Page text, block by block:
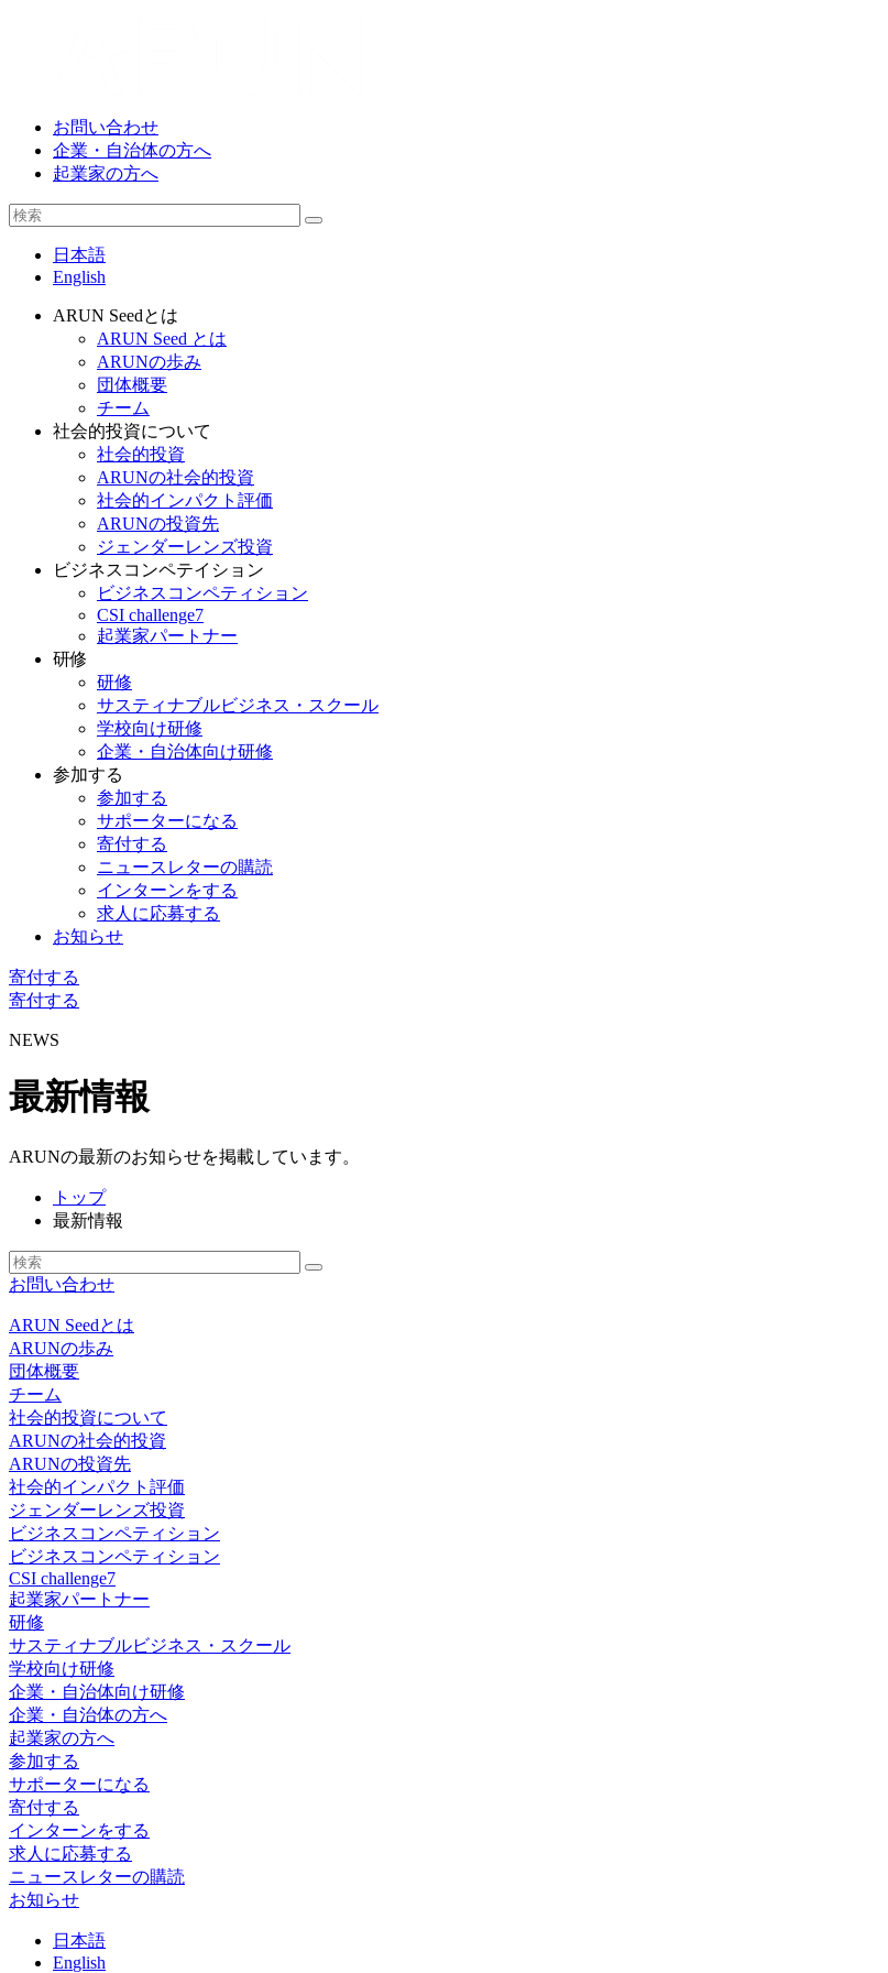
お問い合わせ
企業・自治体の方へ
起業家の方へ
日本語
English
ARUN Seedとは
ARUN Seed とは
ARUNの歩み
団体概要
チーム
社会的投資について
社会的投資
ARUNの社会的投資
社会的インパクト評価
ARUNの投資先
ジェンダーレンズ投資
ビジネスコンペテイション
ビジネスコンペティション
CSI challenge7
起業家パートナー
研修
研修
サスティナブルビジネス・スクール
学校向け研修
企業・自治体向け研修
参加する
参加する
サポーターになる
寄付する
ニュースレターの購読
インターンをする
求人に応募する
お知らせ
寄付する
寄付する
NEWS
最新情報
ARUNの最新のお知らせを掲載しています。
トップ
最新情報
お問い合わせ
ARUN Seedとは
ARUNの歩み
団体概要
チーム
社会的投資について
ARUNの社会的投資
ARUNの投資先
社会的インパクト評価
ジェンダーレンズ投資
ビジネスコンペティション
ビジネスコンペティション
CSI challenge7
起業家パートナー
研修
サスティナブルビジネス・スクール
学校向け研修
企業・自治体向け研修
企業・自治体の方へ
起業家の方へ
参加する
サポーターになる
寄付する
インターンをする
求人に応募する
ニュースレターの購読
お知らせ
日 本語
English